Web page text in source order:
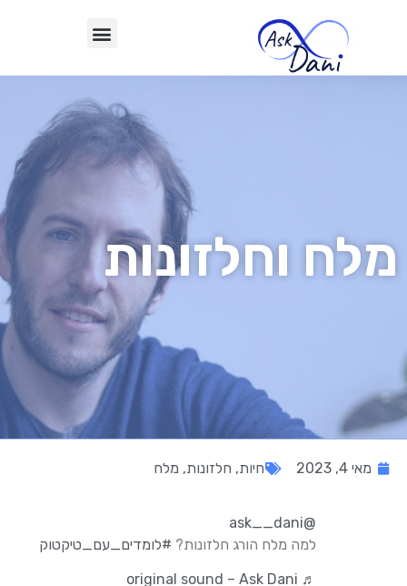
מלח וחלזונות
מאי 4, 2023 חיות, חלזונות, מלח
@ask__dani
למה מלח הורג חלזונות? #לומדים_עם_טיקטוק
♬ original sound – Ask Dani